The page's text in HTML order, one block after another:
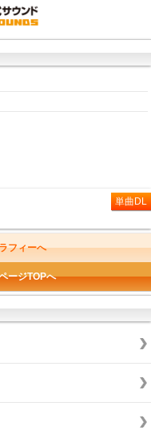
単曲DL
フィーへ
ージTOPへ